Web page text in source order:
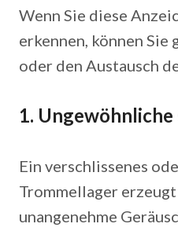
Wenn Sie diese
erkennen, können
oder den Austausch
1. Ungewöhnliche
Ein verschlissenes
Trommellager
unangenehme